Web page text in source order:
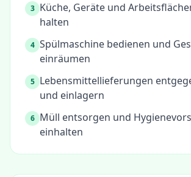
3 Küche, Geräte und
halten
4 Spülmaschine bedienen und
einräumen
5 Lebensmittellieferungen
und einlagern
6 Müll entsorgen und
einhalten